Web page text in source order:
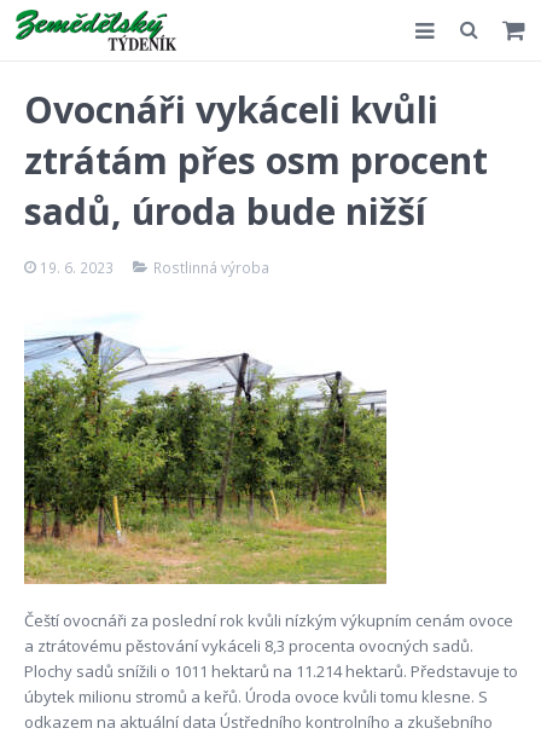
Ovocnáři vykáceli kvůli
ztrátám přes osm procent
sadů, úroda bude nižší
19. 6. 2023 Rostlinná výroba
Čeští ovocnáři za poslední rok kvůli nízkým výkupním cenám ovoce
a ztrátovému pěstování vykáceli 8,3 procenta ovocných sadů.
Plochy sadů snížili o 1011 hektarů na 11.214 hektarů. Představuje to
úbytek milionu stromů a keřů. Úroda ovoce kvůli tomu klesne. S
odkazem na aktuální data Ústředního kontrolního a zkušebního